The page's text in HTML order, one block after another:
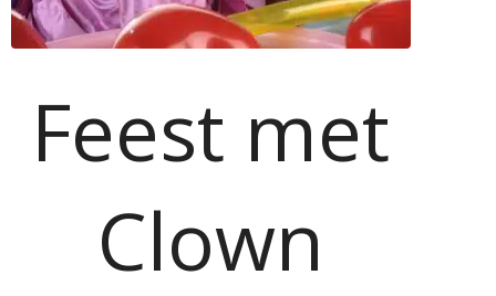
Feest met
Clown